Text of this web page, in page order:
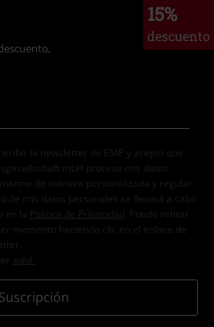
15%
descuento
la newsletter de EMP y acepto que
mbH procese mis datos
de manera personalizada y regular
de mis datos personales se llevará a cabo
la
Política de Privacidad . Puedo retirar
momento haciendo clic en el enlace de
aquí
Suscripción